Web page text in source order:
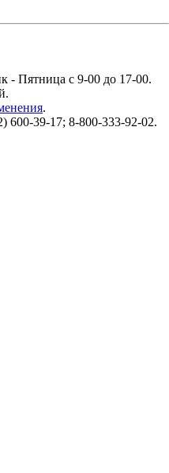
- Пятница с 9-00 до 17-00.
.
600-39-17; 8-800-333-92-02.